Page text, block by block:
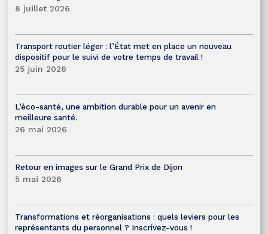
8 juillet 2026
Transport routier léger : l’État met en place un nouveau
dispositif pour le suivi de votre temps de travail !
25 juin 2026
L’éco-santé, une ambition durable pour un avenir en
meilleure santé.
26 mai 2026
Retour en images sur le Grand Prix de Dijon
5 mai 2026
Transformations et réorganisations : quels leviers pour les
représentants du personnel ? Inscrivez-vous !